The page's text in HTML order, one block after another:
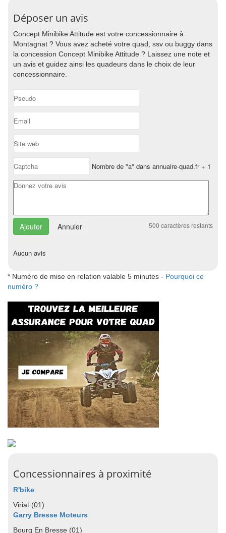
Déposer un avis
Concept Minibike Attitude est votre concessionnaire à
Montagnat ? Vous avez acheté votre quad, ssv ou buggy dans
la concession Concept Minibike Attitude ? Laissez une note et
un avis et guidez ainsi les quadeurs dans le choix de leur
concessionnaire.
Nombre de "a" dans annuaire-quad.fr + 1
Annuler 500 caractères restants
Aucun avis
* Numéro de mise en relation valable 5 minutes - Pourquoi ce
numéro ?
Concessionnaires à proximité
R'bike
Viriat (01)
Garry Bresse Moteurs
Bourg En Bresse (01)